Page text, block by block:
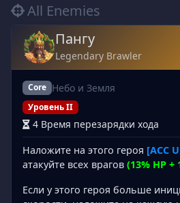
All Enemies
Пангу
Legendary Brawler
Core Небо и Земля
Уровень II
4 Время перезарядки хода
Наложите на этого героя [ACC
атакуйте всех врагов (13% HP +
Если у этого героя больше